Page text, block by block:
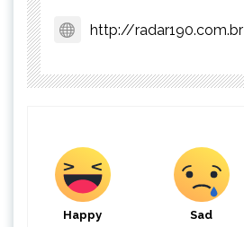
http://radar190.com.br
Happy Sad